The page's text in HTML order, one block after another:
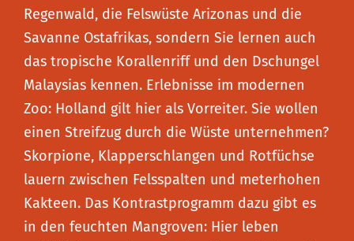
Regenwald, die Felswüste Arizonas und die
Savanne Ostafrikas, sondern Sie lernen auch
das tropische Korallenriff und den Dschungel
Malaysias kennen. Erlebnisse im modernen
Zoo: Holland gilt hier als Vorreiter. Sie wollen
einen Streifzug durch die Wüste unternehmen?
Skorpione, Klapperschlangen und Rotfüchse
lauern zwischen Felsspalten und meterhohen
Kakteen. Das Kontrastprogramm dazu gibt es
in den feuchten Mangroven: Hier leben